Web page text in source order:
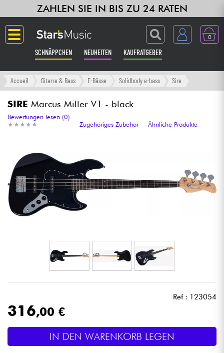
ZAHLEN SIE IN BIS ZU 24 RATEN
0
SCHNÄPPCHEN NEUHEITEN KAUFRATGEBER
Langue
Gitarre & Bass
Verstärker & Effekte
Klaviere & Piano
Synths & samplers
Studio
Mikros
Live-Sound
Licht
Accueil Gitarre & Bass E-Bässe Solidbody e-bass Sire
SIRE Marcus Miller V1 - black
★ ★ ★ ★ ★
★ ★ ★ ★ ★
Bewertungen lesen (0)
Zugehöriges Zubehör
Ähnliche Produkte
Ref : 123054
316,00 €
IN DEN WARENKORB LEGEN